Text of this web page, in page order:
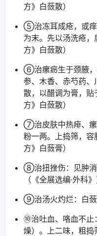
方》白蔹散）
⑤治冻耳成疮，或痒
为末。先以汤洗疮
方》白蔹散）
⑥治瘰疬生于颈腋，
参、木香、赤芍药
散，以醋调为膏，
方》白蔹散）
⑦治皮肤中热痱、瘰
粉一两。上捣筛，
方》白蔹膏）
⑧治扭挫伤：见肿消
（《全展选编·外科》
⑨治汤火灼烂：白蔹
⑩治吐血、咯血不止
燥）。上二味，粗捣